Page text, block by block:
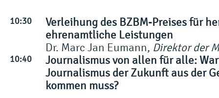
10:30
Verleihung des BZBM-Preises für
ehrenamtliche Leistungen
Dr. Marc Jan Eumann, Direktor der
10:40
Journalismus von allen für alle:
Journalismus der Zukunft aus der
kommen muss?